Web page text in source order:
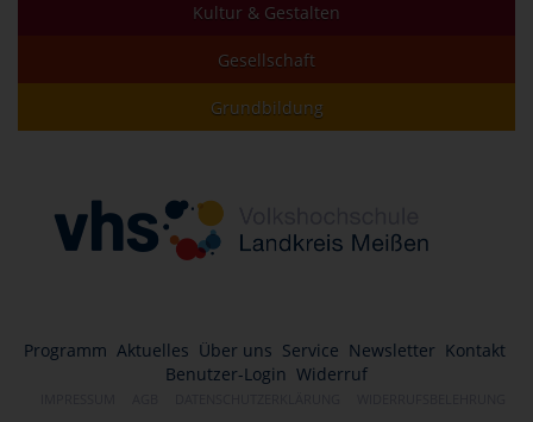
Kultur & Gestalten
Gesellschaft
Grundbildung
Programm Aktuelles Über uns Service Newsletter Kontakt
Benutzer-Login Widerruf